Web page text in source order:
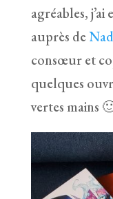
agréables,
auprès de
consœur et
quelques
vertes mains